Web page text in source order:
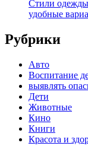
Стили одежды
удобные
Рубрики
Авто
Воспитание
выявлять
Дети
Животные
Кино
Книги
Красота и